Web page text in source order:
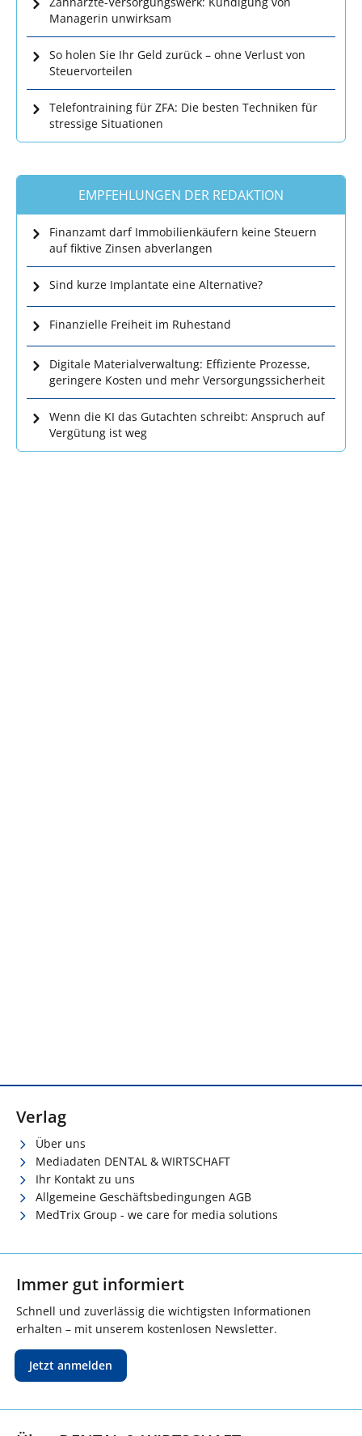
Managerin unwirksam
So holen Sie Ihr Geld zurück – ohne Verlust von
Steuervorteilen
Telefontraining für ZFA: Die besten Techniken für
stressige Situationen
EMPFEHLUNGEN DER REDAKTION
Finanzamt darf Immobilienkäufern keine Steuern
auf fiktive Zinsen abverlangen
Sind kurze Implantate eine Alternative?
Finanzielle Freiheit im Ruhestand
Digitale Materialverwaltung: Effiziente Prozesse,
geringere Kosten und mehr Versorgungssicherheit
Wenn die KI das Gutachten schreibt: Anspruch auf
Vergütung ist weg
Verlag
Über uns
Mediadaten DENTAL & WIRTSCHAFT
Ihr Kontakt zu uns
Allgemeine Geschäftsbedingungen AGB
MedTrix Group - we care for media solutions
Immer gut informiert
Schnell und zuverlässig die wichtigsten Informationen
erhalten – mit unserem kostenlosen Newsletter.
Jetzt anmelden